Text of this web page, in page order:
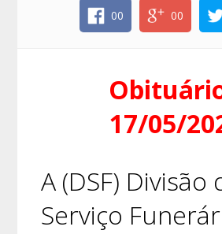
00 00
17/05/
A (DSF) Divisão
Serviço